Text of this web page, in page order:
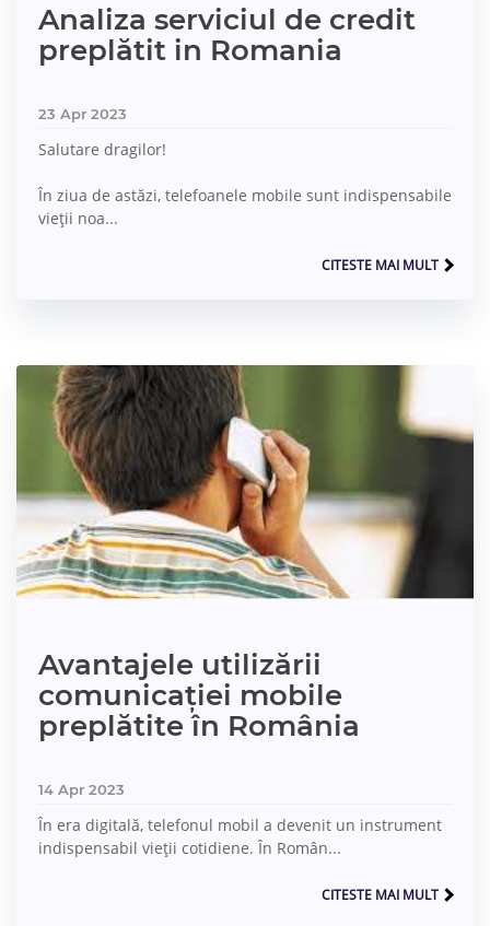
Analiza serviciul de credit
preplătit in Romania
23 Apr 2023
Salutare dragilor!
În ziua de astăzi, telefoanele mobile sunt indispensabile
vieții noa...
CITESTE MAI MULT
Avantajele utilizării
comunicației mobile
preplătite în România
14 Apr 2023
În era digitală, telefonul mobil a devenit un instrument
indispensabil vieții cotidiene. În Român...
CITESTE MAI MULT